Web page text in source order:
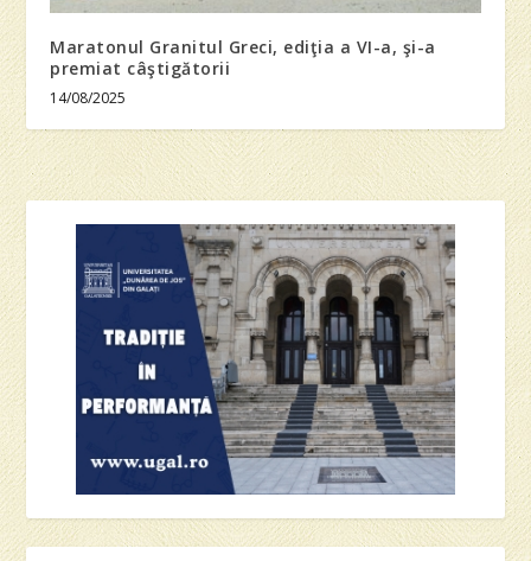
Maratonul Granitul Greci, ediţia a VI-a, şi-a
premiat câştigătorii
14/08/2025